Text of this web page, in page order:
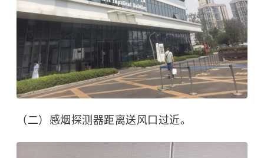
（二）感烟探测器距离送风口过近。